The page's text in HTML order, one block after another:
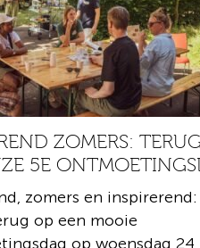
ZOMERS:
5E
zomers en inspirerend:
op een mooie
op woensdag